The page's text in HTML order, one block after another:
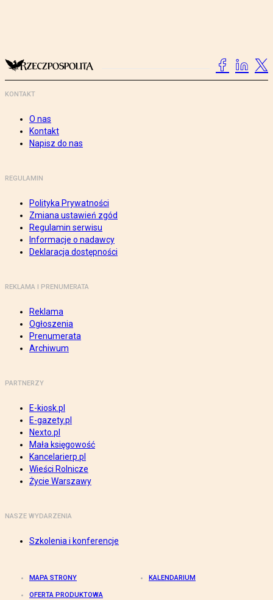
KONTAKT
O nas
Kontakt
Napisz do nas
REGULAMIN
Polityka Prywatności
Zmiana ustawień zgód
Regulamin serwisu
Informacje o nadawcy
Deklaracja dostępności
REKLAMA I PRENUMERATA
Reklama
Ogłoszenia
Prenumerata
Archiwum
PARTNERZY
E-kiosk.pl
E-gazety.pl
Nexto.pl
Mała księgowość
Kancelarierp.pl
Wieści Rolnicze
Życie Warszawy
NASZE WYDARZENIA
Szkolenia i konferencje
MAPA STRONY KALENDARIUM
OFERTA PRODUKTOWA